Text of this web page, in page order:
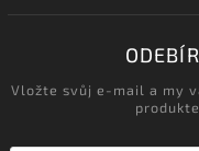
Vložte svůj e-mail a my